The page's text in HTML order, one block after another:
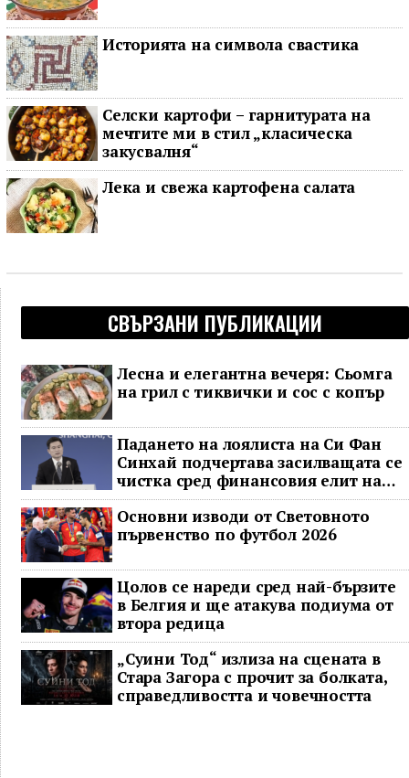
Историята на символа свастика
Селски картофи – гарнитурата на
мечтите ми в стил „класическа
закусвалня“
Лека и свежа картофена салата
СВЪРЗАНИ ПУБЛИКАЦИИ
Лесна и елегантна вечеря: Сьомга
на грил с тиквички и сос с копър
Падането на лоялиста на Си Фан
Синхай подчертава засилващата се
чистка сред финансовия елит на
Китай
Основни изводи от Световното
първенство по футбол 2026
Цолов се нареди сред най-бързите
в Белгия и ще атакува подиума от
втора редица
„Суини Тод“ излиза на сцената в
Стара Загора с прочит за болката,
справедливостта и човечността